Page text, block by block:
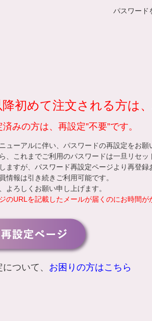
パスワード
初めて注文される方は
みの方は、再設定”不要”です。
ューアルに伴い、パスワードの再設定をお願
、これまでご利用のパスワードは一旦リセッ
ますが、 パスワード再設定ページより再登録
情報は引き続きご利用可能です。
よろしくお願い申し上げます。
のURLを記載したメールが届くのにお時間が
ついて、 お困りの方はこちら